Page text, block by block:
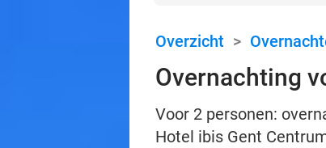
Overzicht >
Overnachting
Voor 2 personen:
Hotel ibis Gent